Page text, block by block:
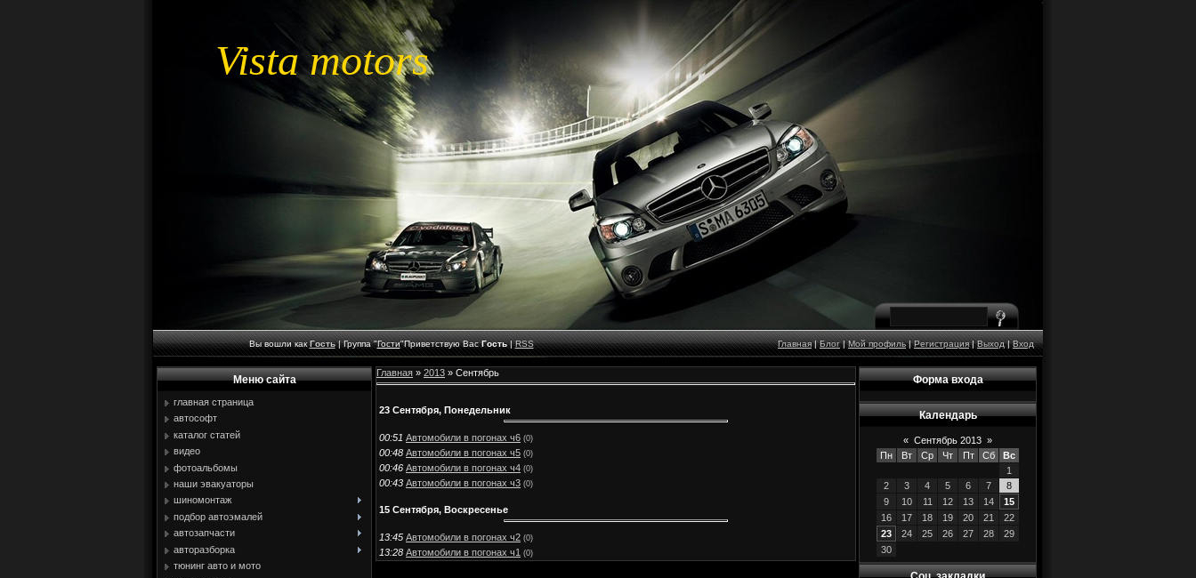
Vista motors
Вы вошли как Гость|Группа"Гости"Приветствую Вас Гость |RSS Главная |Блог |Мой профиль|Регистрация |Выход|Вход
Меню сайта
главная страница
автософт
каталог статей
видео
фотоальбомы
наши эвакуаторы
шиномонтаж
подбор автоэмалей
автозапчасти
авторазборка
тюнинг авто и мото
Главная » 2013 » Сентябрь
23 Сентября, Понедельник
00:51 Автомобили в погонах ч6 (0)
00:48 Автомобили в погонах ч5 (0)
00:46 Автомобили в погонах ч4 (0)
00:43 Автомобили в погонах ч3 (0)
15 Сентября, Воскресенье
13:45 Автомобили в погонах ч2 (0)
13:28 Автомобили в погонах ч1 (0)
Форма входа
Календарь
« Сентябрь 2013 »
Пн
Вт Ср Чт Пт Сб
Вс
1
2
3 4 5 6 7
8
9
10 11 12 13 14
15
16
17 18 19 20 21
22
23
24 25 26 27 28
29
30